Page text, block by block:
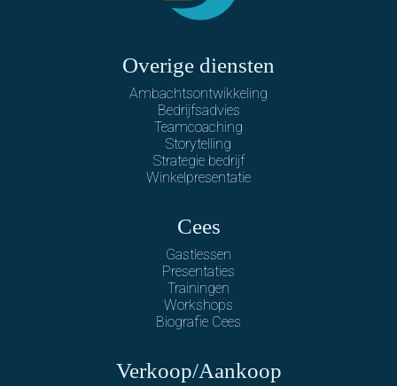
Overige diensten
Ambachtsontwikkeling
Bedrijfsadvies
Teamcoaching
Storytelling
Strategie bedrijf
Winkelpresentatie
Cees
Gastlessen
Presentaties
Trainingen
Workshops
Biografie Cees
Verkoop/Aankoop